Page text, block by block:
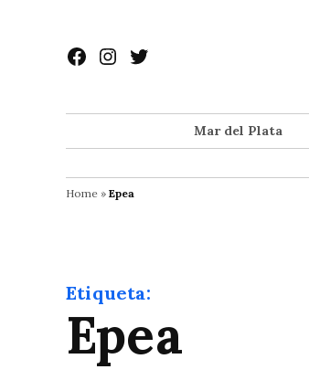
contenido
Facebook
Instagram
Twitter
Mar del Plata
Home » Epea
Etiqueta:
Epea